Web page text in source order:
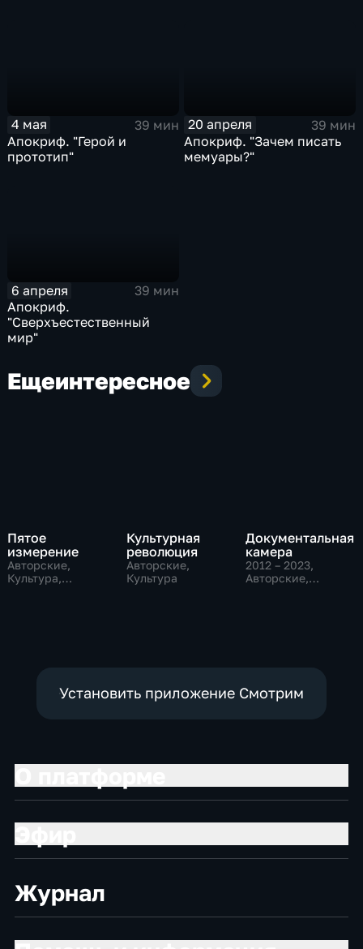
4 мая
39 мин
Апокриф. "Герой и
прототип"
20 апреля
39 мин
Апокриф. "Зачем писать
мемуары?"
6 апреля
39 мин
Апокриф.
"Сверхъестественный
мир"
Ещеинтересное
Пятое
измерение
Авторские,
Культура,
Культурная
революция
Авторские,
Культура
Документальная
камера
2012 – 2023,
Авторские,
Установить приложение Смотрим
Журнал